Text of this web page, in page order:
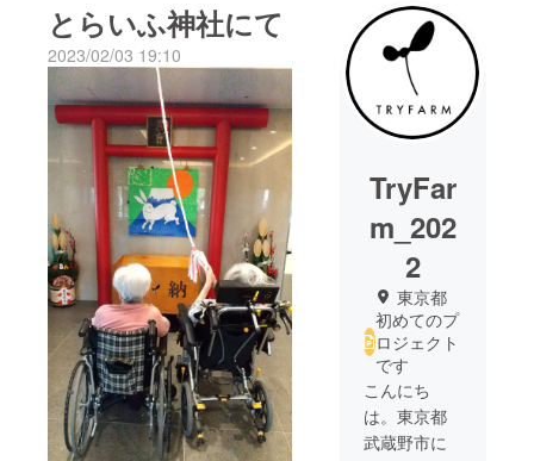
とらいふ神社にて
2023/02/03 19:10
TryFar
m_202
2
東京都
初めてのプ
ロジェクト
です
こんにち
は。東京都
武蔵野市に